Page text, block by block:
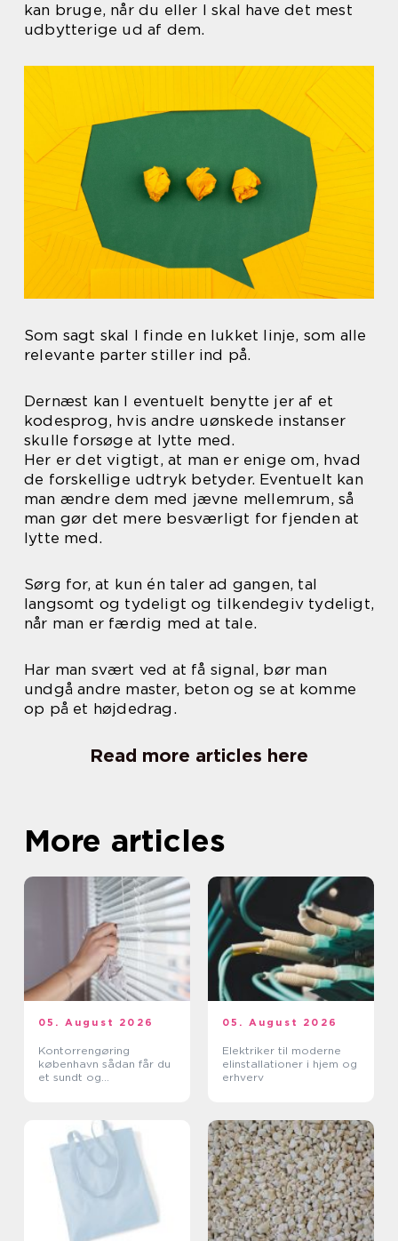
kan bruge, når du eller I skal have det mest
udbytterige ud af dem.
Som sagt skal I finde en lukket linje, som alle
relevante parter stiller ind på.
Dernæst kan I eventuelt benytte jer af et
kodesprog, hvis andre uønskede instanser
skulle forsøge at lytte med.
Her er det vigtigt, at man er enige om, hvad
de forskellige udtryk betyder. Eventuelt kan
man ændre dem med jævne mellemrum, så
man gør det mere besværligt for fjenden at
lytte med.
Sørg for, at kun én taler ad gangen, tal
langsomt og tydeligt og tilkendegiv tydeligt,
når man er færdig med at tale.
Har man svært ved at få signal, bør man
undgå andre master, beton og se at komme
op på et højdedrag.
Read more articles here
More articles
05. August 2026
Kontorrengøring
københavn sådan får du
et sundt og
05. August 2026
Elektriker til moderne
elinstallationer i hjem og
erhverv